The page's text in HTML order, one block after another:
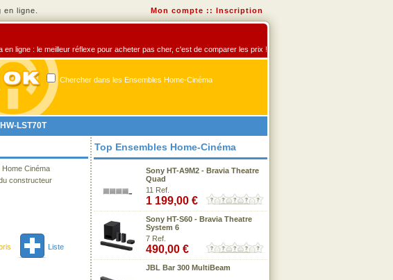
ligne. Mon compte :: Inscription
en ligne : le meilleur réflexe pour acheter pas cher, c'est de comparer les prix !
Chercher dans les Ensembles Home-Cinéma
LST70T
Cinéma
constructeur
Liste
Top Ensembles Home-Cinéma
Sony HT-A9M2 - Bravia Theatre
Quad
11 Ref.
1 199,00 €
Sony HT-S60 - Bravia Theatre
System 6
7 Ref.
490,00 €
JBL Bar 300 MultiBeam